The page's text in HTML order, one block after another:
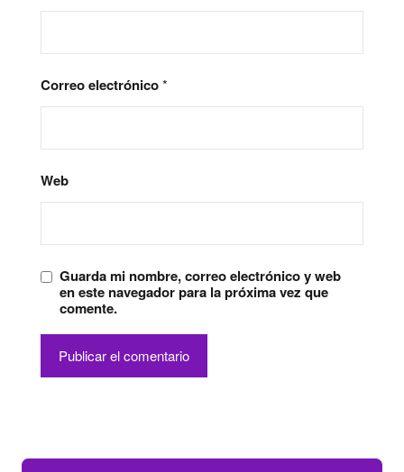
Correo electrónico*
Web
Guarda mi nombre, correo electrónico y web
en este navegador para la próxima vez que
comente.